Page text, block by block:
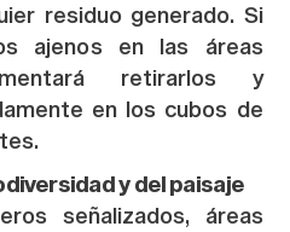
residuo generado. Si
ajenos en las áreas
retirarlos y
en los cubos de
y del paisaje
señalizados, áreas